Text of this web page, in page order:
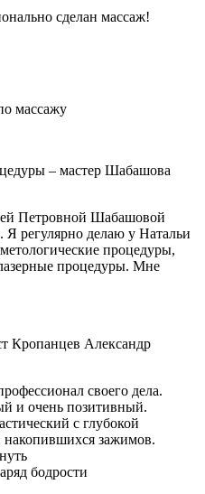
сделан массаж!
массажу
– мастер Шабашова
Петровной Шабашовой
Я регулярно делаю у Натальи
процедуры,
процедуры. Мне
Кропанцев Александр
своего дела.
и очень позитивный.
с глубокой
накопившихся зажимов.
бодрости